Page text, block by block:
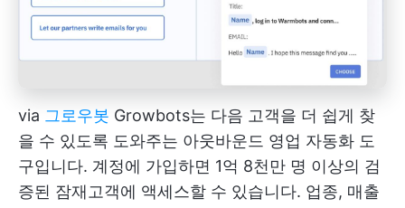
via 그로우봇 Growbots는 다음 고객을 더 쉽게 찾
을 수 있도록 도와주는 아웃바운드 영업 자동화 도
구입니다. 계정에 가입하면 1억 8천만 명 이상의 검
증된 잠재고객에 액세스할 수 있습니다. 업종, 매출